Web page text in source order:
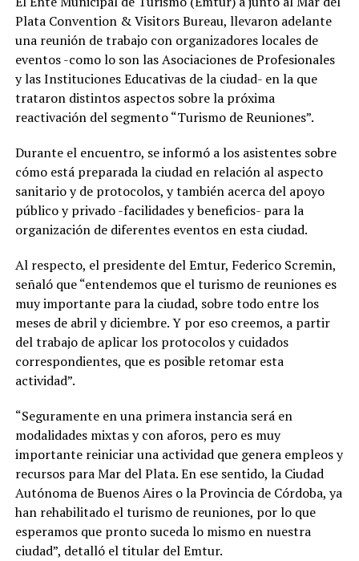
Plata Convention & Visitors Bureau, llevaron adelante
una reunión de trabajo con organizadores locales de
eventos -como lo son las Asociaciones de Profesionales
y las Instituciones Educativas de la ciudad- en la que
trataron distintos aspectos sobre la próxima
reactivación del segmento “Turismo de Reuniones”.
Durante el encuentro, se informó a los asistentes sobre
cómo está preparada la ciudad en relación al aspecto
sanitario y de protocolos, y también acerca del apoyo
público y privado -facilidades y beneficios- para la
organización de diferentes eventos en esta ciudad.
Al respecto, el presidente del Emtur, Federico Scremin,
señaló que “entendemos que el turismo de reuniones es
muy importante para la ciudad, sobre todo entre los
meses de abril y diciembre. Y por eso creemos, a partir
del trabajo de aplicar los protocolos y cuidados
correspondientes, que es posible retomar esta
actividad”.
“Seguramente en una primera instancia será en
modalidades mixtas y con aforos, pero es muy
importante reiniciar una actividad que genera empleos y
recursos para Mar del Plata. En ese sentido, la Ciudad
Autónoma de Buenos Aires o la Provincia de Córdoba, ya
han rehabilitado el turismo de reuniones, por lo que
esperamos que pronto suceda lo mismo en nuestra
ciudad”, detalló el titular del Emtur.